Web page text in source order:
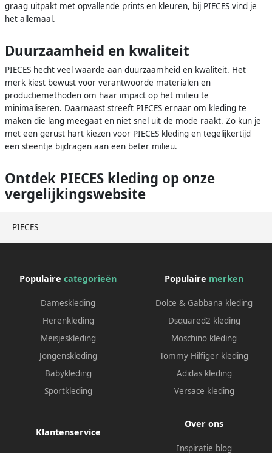
PIECES
graag uitpakt met opvallende prints en kleuren, bij PIECES vind je
het allemaal.
Duurzaamheid en kwaliteit
PIECES hecht veel waarde aan duurzaamheid en kwaliteit. Het
merk kiest bewust voor verantwoorde materialen en
productiemethoden om haar impact op het milieu te
minimaliseren. Daarnaast streeft PIECES ernaar om kleding te
maken die lang meegaat en niet snel uit de mode raakt. Zo kun je
met een gerust hart kiezen voor PIECES kleding en tegelijkertijd
een steentje bijdragen aan een beter milieu.
Ontdek PIECES kleding op onze
vergelijkingswebsite
Populaire categorieën
Dameskleding
Herenkleding
Meisjeskleding
Jongenskleding
Babykleding
Sportkleding
Populaire merken
Dolce & Gabbana kleding
Dsquared2 kleding
Moschino kleding
Tommy Hilfiger kleding
Adidas kleding
Versace kleding
Klantenservice
Over ons
Inspiratie blog